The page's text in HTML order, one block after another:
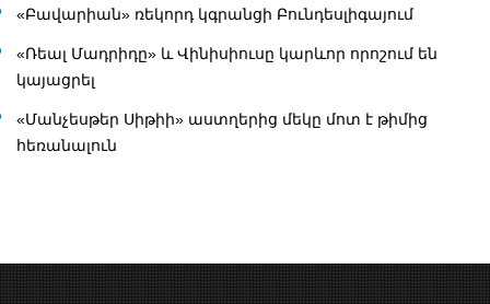
«Բավարիան» ռեկորդ կգրանցի Բունդեսլիգայում
«Ռեալ Մադրիդը» և Վինիսիուսը կարևոր որոշում են
կայացրել
«Մանչեսթեր Սիթիի» աստղերից մեկը մոտ է թիմից
հեռանալուն